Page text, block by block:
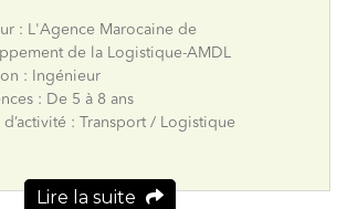
: L'Agence Marocaine de
de la Logistique-AMDL
: Ingénieur
: De 5 à 8 ans
d’activité : Transport / Logistique
Lire la suite